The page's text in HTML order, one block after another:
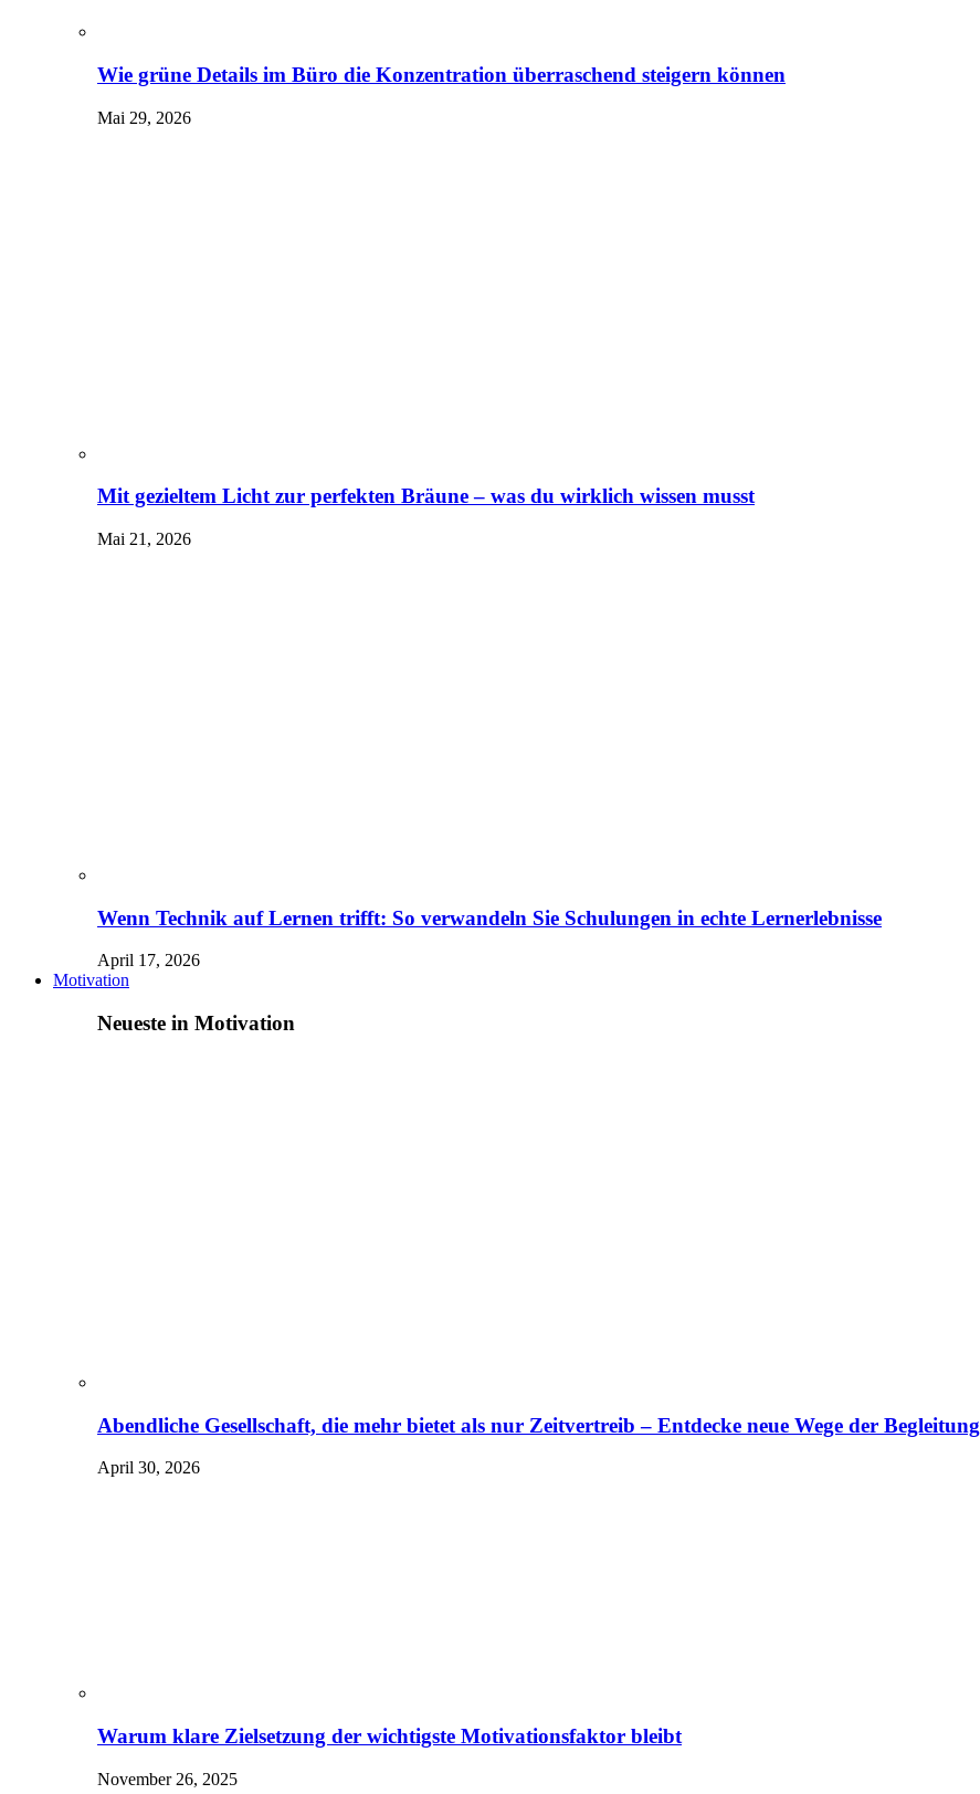
Wie grüne Details im Büro die Konzentration überraschend steigern können
Mai 29, 2026
Mit gezieltem Licht zur perfekten Bräune – was du wirklich wissen musst
Mai 21, 2026
Wenn Technik auf Lernen trifft: So verwandeln Sie Schulungen in echte Lernerlebnisse
April 17, 2026
Motivation
Neueste in Motivation
Abendliche Gesellschaft, die mehr bietet als nur Zeitvertreib – Entdecke neue Wege der Begleitung
April 30, 2026
Warum klare Zielsetzung der wichtigste Motivationsfaktor bleibt
November 26, 2025